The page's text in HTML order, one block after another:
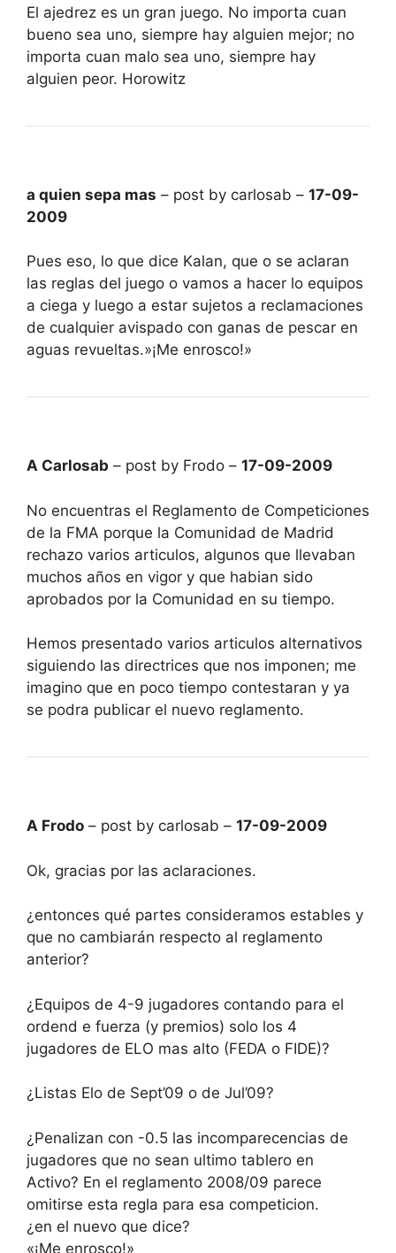
El ajedrez es un gran juego. No importa cuan
bueno sea uno, siempre hay alguien mejor; no
importa cuan malo sea uno, siempre hay
alguien peor. Horowitz
a quien sepa mas – post by carlosab – 17-09-
2009
Pues eso, lo que dice Kalan, que o se aclaran
las reglas del juego o vamos a hacer lo equipos
a ciega y luego a estar sujetos a reclamaciones
de cualquier avispado con ganas de pescar en
aguas revueltas.»¡Me enrosco!»
A Carlosab – post by Frodo – 17-09-2009
No encuentras el Reglamento de Competiciones
de la FMA porque la Comunidad de Madrid
rechazo varios articulos, algunos que llevaban
muchos años en vigor y que habian sido
aprobados por la Comunidad en su tiempo.
Hemos presentado varios articulos alternativos
siguiendo las directrices que nos imponen; me
imagino que en poco tiempo contestaran y ya
se podra publicar el nuevo reglamento.
A Frodo – post by carlosab – 17-09-2009
Ok, gracias por las aclaraciones.
¿entonces qué partes consideramos estables y
que no cambiarán respecto al reglamento
anterior?
¿Equipos de 4-9 jugadores contando para el
ordend e fuerza (y premios) solo los 4
jugadores de ELO mas alto (FEDA o FIDE)?
¿Listas Elo de Sept’09 o de Jul’09?
¿Penalizan con -0.5 las incomparecencias de
jugadores que no sean ultimo tablero en
Activo? En el reglamento 2008/09 parece
omitirse esta regla para esa competicion.
¿en el nuevo que dice?
«¡Me enrosco!»